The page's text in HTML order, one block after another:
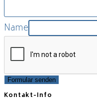
Name
Formular senden
Kontakt-Info